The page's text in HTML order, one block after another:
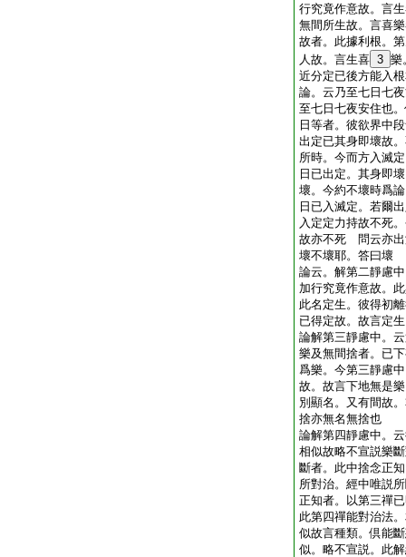
行究竟作意故。言
無間所生故。言喜
故者。此據利根。
人故。言生喜 3 樂
近分定已後方能入
論。云乃至七日七
至七日七夜安住也
日等者。彼欲界中
出定已其身即壞故
所時。今而方入滅
日已出定。其身即
壞。今約不壞時爲
日已入滅定。若爾
入定定力持故不死
故亦不死 問云亦出
壞不壞耶。答曰壞
論云。解第二靜慮
加行究竟作意故。
此名定生。彼得初
已得定故。故言定生
論解第三靜慮中。
樂及無間捨者。已
爲樂。今第三靜慮
故。故言下地無是
別顯名。又有間故
捨亦無名無捨也
論解第四靜慮中。
相似故略不宣説樂
斷者。此中捨念正
所對治。經中唯説
正知者。以第三禪
此第四禪能對治法
似故言種類。倶能
似。略不宣説。此